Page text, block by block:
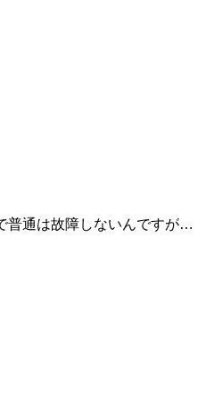
普通は故障しないんですが…